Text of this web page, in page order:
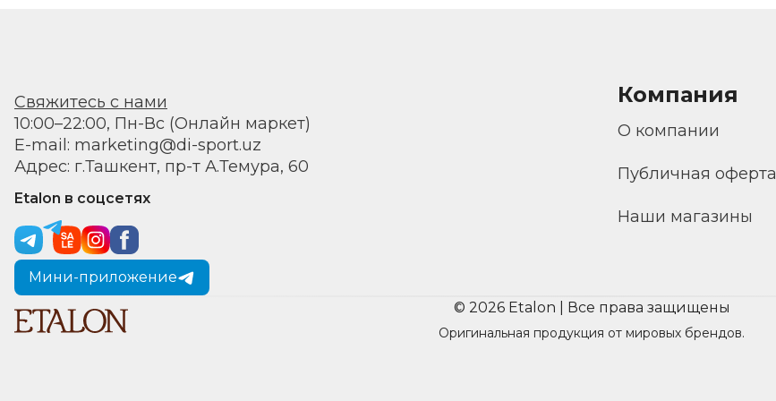
Свяжитесь с нами
10:00–22:00, Пн-Вс (Онлайн маркет)
E-mail: marketing@di-sport.uz
Адрес: г.Ташкент, пр-т А.Темура, 60
Etalon в соцсетях
Мини-приложение
Компания
О компании
Публичная оферта
Наши магазины
© 2026 Etalon | Все права защищены
Оригинальная продукция от мировых брендов.